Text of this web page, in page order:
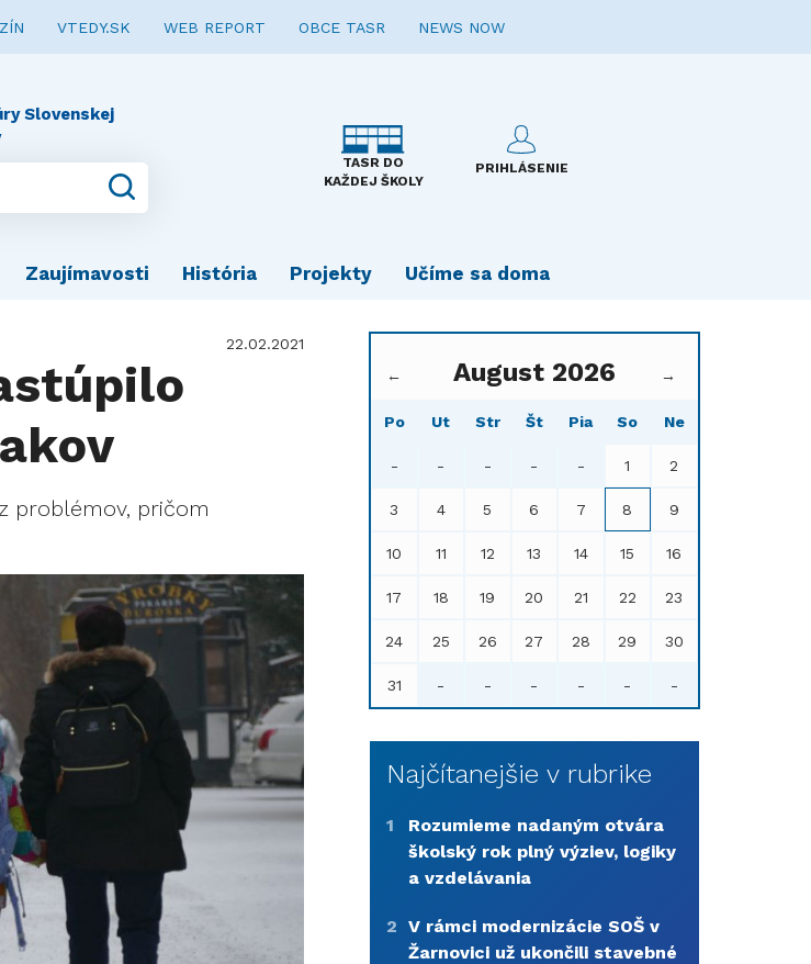
VTEDY.SK WEB REPORT OBCE TASR NEWS NOW
Slovenskej
TASR DO
KAŽDEJ ŠKOLY
PRIHLÁSENIE
Zaujímavosti História Projekty Učíme sa doma
22.02.2021
problémov, pričom
← August 2026 →
Po Ut Str Št Pia So Ne
- - - - - 1 2
3 4 5 6 7 8 9
10 11 12 13 14 15 16
17 18 19 20 21 22 23
24 25 26 27 28 29 30
31 - - - - - -
Najčítanejšie v rubrike
1
Rozumieme nadaným otvára
školský rok plný výziev, logiky
a vzdelávania
2 V rámci modernizácie SOŠ v
Žarnovici už ukončili stavebné